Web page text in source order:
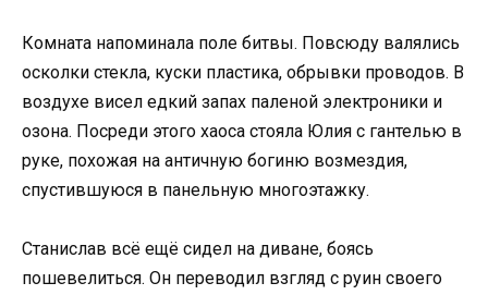
Комната напоминала поле битвы. Повсюду валялись
осколки стекла, куски пластика, обрывки проводов. В
воздухе висел едкий запах паленой электроники и
озона. Посреди этого хаоса стояла Юлия с гантелью в
руке, похожая на античную богиню возмездия,
спустившуюся в панельную многоэтажку.
Станислав всё ещё сидел на диване, боясь
пошевелиться. Он переводил взгляд с руин своего